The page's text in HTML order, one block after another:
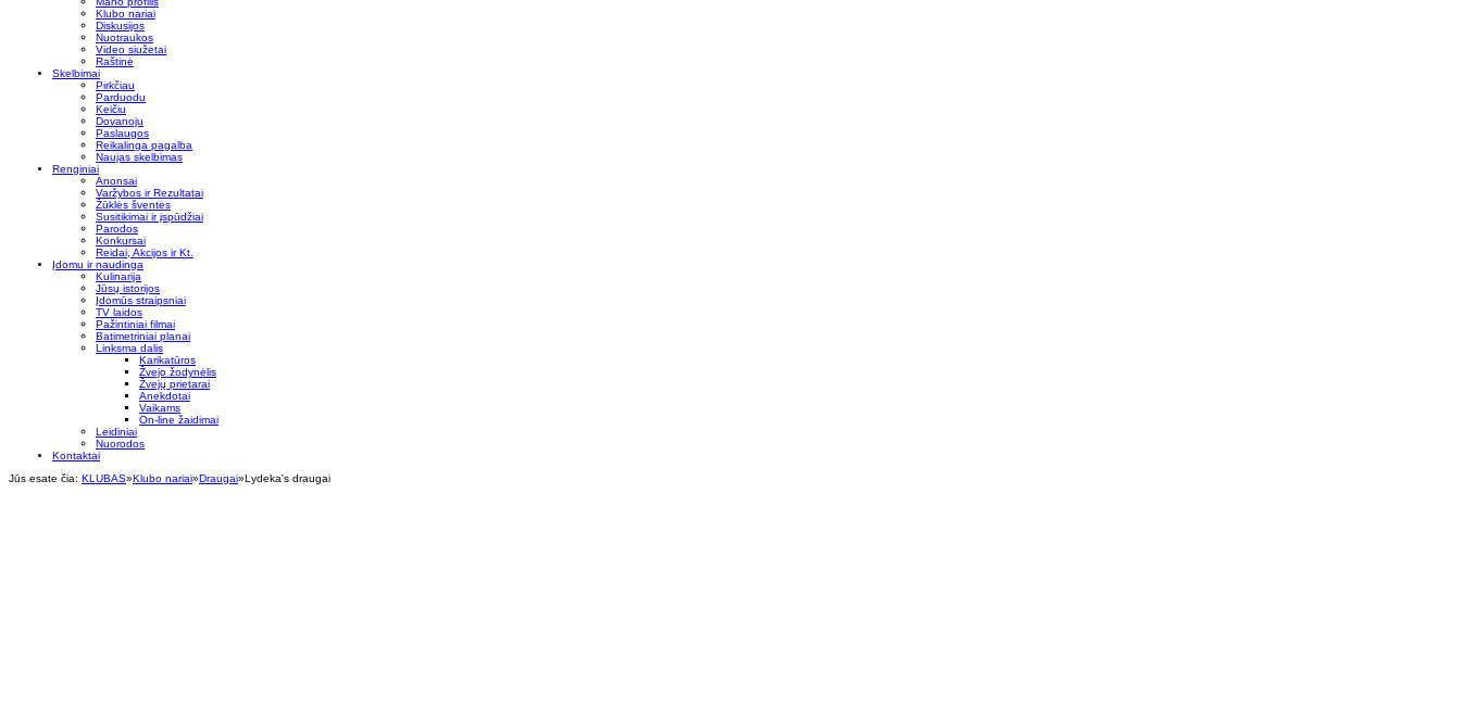
Klubo nariai
Diskusijos
Nuotraukos
Video siužetai
Raštinė
Skelbimai
Pirkčiau
Parduodu
Keičiu
Dovanoju
Paslaugos
Reikalinga pagalba
Naujas skelbimas
Renginiai
Anonsai
Varžybos ir Rezultatai
Žūklės šventės
Susitikimai ir įspūdžiai
Parodos
Konkursai
Reidai, Akcijos ir Kt.
Įdomu ir naudinga
Kulinarija
Jūsų istorijos
Įdomūs straipsniai
TV laidos
Pažintiniai filmai
Batimetriniai planai
Linksma dalis
Karikatūros
Žvejo žodynėlis
Žvejų prietarai
Anekdotai
Vaikams
On-line žaidimai
Leidiniai
Nuorodos
Kontaktai
Jūs esate čia: KLUBAS»Klubo nariai»Draugai»Lydeka's draugai